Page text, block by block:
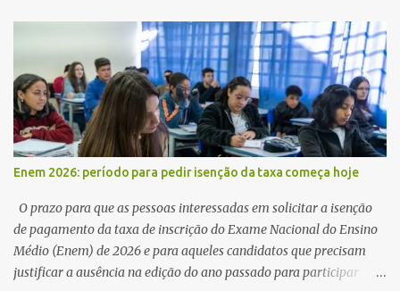
Bandeira Valcinete Araújo e Professor Gerson Andrade há
possibilidade de mais nomes aparecer , ficaremos no aguardo para
trazer mais informações. A primeira entrevista foi com o
inimaginável Gerson Andrade ,Professor da Rede Municipal
(efetivo), supervisor, Formado em Pedagogia e Biomedicina pela
UFPB. Leciona no Otto Illi, Gilberto Inácio, Ellinora Dornellas
,Escola Américo Falcão. Gerson nos contou que a idéia de disputar
a prefeitura veio de um sonho há 5 anos atrás, e também por
acreditar que o trabalho dos seus companheiros principalmente
da zona rural deve ser mais valorizado e que eles serão a Fortalez...
Enem 2026: período para pedir isenção da taxa começa hoje
O prazo para que as pessoas interessadas em solicitar a isenção
de pagamento da taxa de inscrição do Exame Nacional do Ensino
Médio (Enem) de 2026 e para aqueles candidatos que precisam
justificar a ausência na edição do ano passado para participar